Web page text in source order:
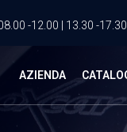
-12.00 | 13.30 -17.30
AZIENDA